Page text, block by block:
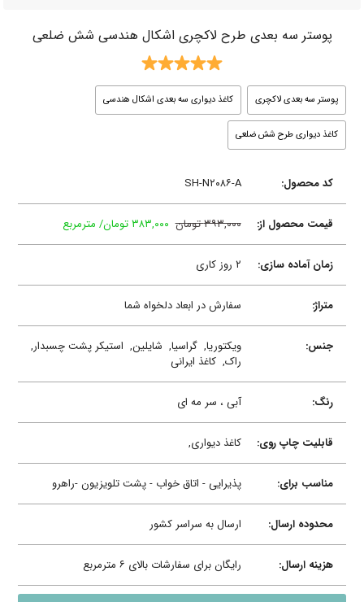
پوستر سه بعدی طرح لاکچری اشکال هندسی شش ضلعی
پوستر سه بعدی لاکچری کاغذ دیواری سه بعدی اشکال هندسی
کاغذ دیواری طرح شش ضلعی
کد محصول: SH-N۲۰۸۶-A
قیمت محصول از: ۳۹۳,۰۰۰ تومان ۳۸۳,۰۰۰ تومان/ مترمربع
زمان آماده سازی: ۲ روز کاری
متراژ: سفارش در ابعاد دلخواه شما
جنس: ویکتوریا,گراسیا, شایلین, استیکر پشت چسبدار,
راک,کاغذ ایرانی
رنگ: آبی ، سر مه ای
قابلیت چاپ روی: کاغذ دیواری,
مناسب برای: پذیرایی - اتاق خواب - پشت تلویزیون -راهرو
محدوده ارسال: ارسال به سراسر کشور
هزینه ارسال: رایگان برای سفارشات بالای ۶ مترمربع